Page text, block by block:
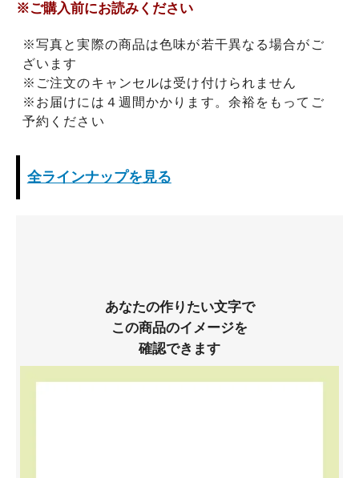
※ご購入前にお読みください
※写真と実際の商品は色味が若干異なる場合がご
ざいます
※ご注文のキャンセルは受け付けられません
※お届けには４週間かかります。余裕をもってご
予約ください
全ラインナップを見る
あなたの作りたい文字で
この商品のイメージを
確認できます